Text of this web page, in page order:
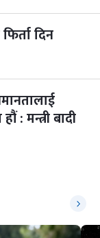
दिन
: मन्त्री बादी